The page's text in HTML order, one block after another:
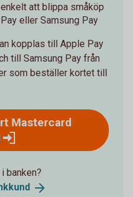
att blippa småköp
eller Samsung Pay
kopplas till Apple Pay
till Samsung Pay från
som beställer kortet till
Mastercard
banken?